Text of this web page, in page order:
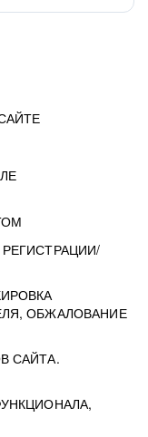
ОБЖАЛОВАНИЕ
САЙТА.